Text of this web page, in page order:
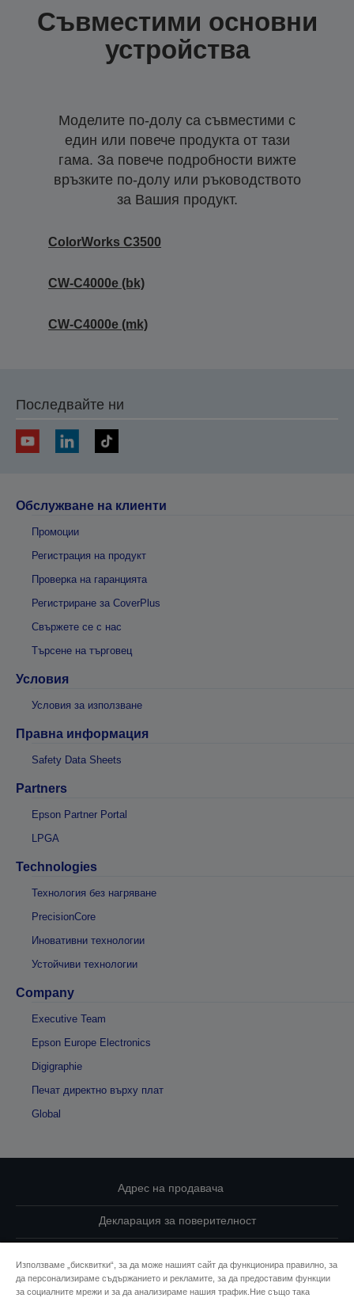
Съвместими основни
устройства
Моделите по-долу са съвместими с
един или повече продукта от тази
гама. За повече подробности вижте
връзките по-долу или ръководството
за Вашия продукт.
ColorWorks C3500
CW-C4000e (bk)
CW-C4000e (mk)
Последвайте ни
Обслужване на клиенти
Промоции
Регистрация на продукт
Проверка на гаранцията
Регистриране за CoverPlus
Свържете се с нас
Търсене на търговец
Условия
Условия за използване
Правна информация
Safety Data Sheets
Partners
Epson Partner Portal
LPGA
Technologies
Технология без нагряване
PrecisionCore
Иновативни технологии
Устойчиви технологии
Company
Executive Team
Epson Europe Electronics
Digigraphie
Печат директно върху плат
Global
Адрес на продавача
Декларация за поверителност
Свържете се с нас за Вашите данни
Използваме „бисквитки“, за да може нашият сайт да функционира правилно, за
да персонализираме съдържанието и рекламите, за да предоставим функции
за социалните мрежи и за да анализираме нашия трафик.Ние също така